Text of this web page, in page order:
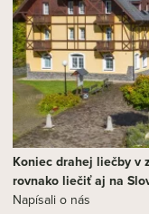
Koniec drahej liečby v
rovnako liečiť aj na
Napísali o nás